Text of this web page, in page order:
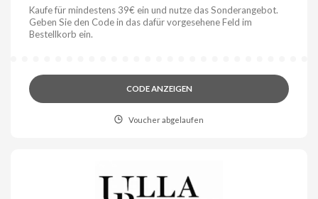
Kaufe für mindestens 39€ ein und nutze das Sonderangebot.
Geben Sie den Code in das dafür vorgesehene Feld im
Bestellkorb ein.
CODE ANZEIGEN
Voucher abgelaufen